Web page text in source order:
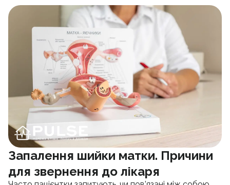
Запалення шийки матки. Причини
для звернення до лікаря